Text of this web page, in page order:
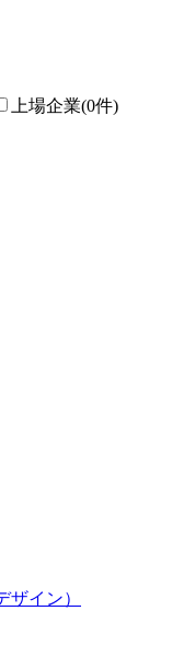
上場企業(0件)
ザイン）